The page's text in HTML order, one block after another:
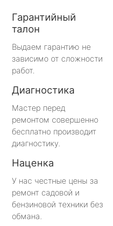
Гарантийный
талон
Выдаем гарантию не
зависимо от сложности
работ.
Диагностика
Мастер перед
ремонтом совершенно
бесплатно производит
диагностику.
Наценка
У нас честные цены за
ремонт садовой и
бензиновой техники без
обмана.